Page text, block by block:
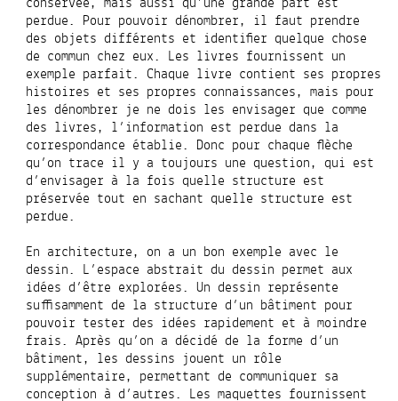
perdue. Pour pouvoir dénombrer, il faut prendre
des objets différents et identifier quelque chose
de commun chez eux. Les livres fournissent un
exemple parfait. Chaque livre contient ses propres
histoires et ses propres connaissances, mais pour
les dénombrer je ne dois les envisager que comme
des livres, l’information est perdue dans la
correspondance établie. Donc pour chaque flèche
qu’on trace il y a toujours une question, qui est
d’envisager à la fois quelle structure est
préservée tout en sachant quelle structure est
perdue.
En architecture, on a un bon exemple avec le
dessin. L’espace abstrait du dessin permet aux
idées d’être explorées. Un dessin représente
suffisamment de la structure d’un bâtiment pour
pouvoir tester des idées rapidement et à moindre
frais. Après qu’on a décidé de la forme d’un
bâtiment, les dessins jouent un rôle
supplémentaire, permettant de communiquer sa
conception à d’autres. Les maquettes fournissent